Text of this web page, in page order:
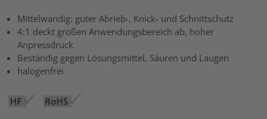
Mittelwandig: guter Abrieb-, Knick- und Schnittschutz
4:1 deckt großen Anwendungsbereich ab, hoher
Anpressdruck
Beständig gegen Lösungsmittel, Säuren und Laugen
halogenfrei